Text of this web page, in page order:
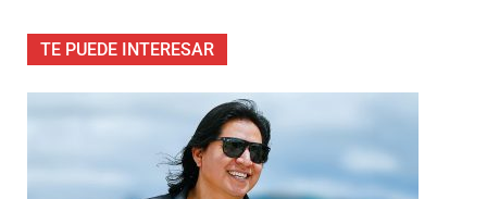
TE PUEDE INTERESAR